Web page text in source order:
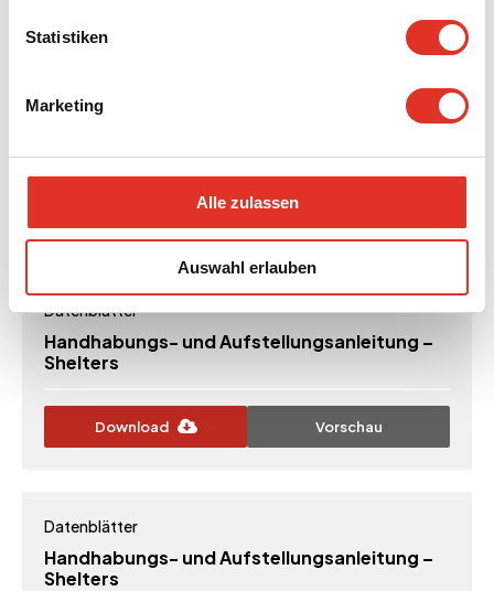
Statistiken
Marketing
Alle zulassen
Auswahl erlauben
Handhabungs- und Aufstellungsanleitung –
Datenblätter
Handhabungs- und Aufstellungsanleitung –
Shelters
Download Vorschau
Datenblätter
Handhabungs- und Aufstellungsanleitung –
Shelters